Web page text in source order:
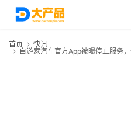
首页
快讯
自游家汽车官方App被曝停止服务